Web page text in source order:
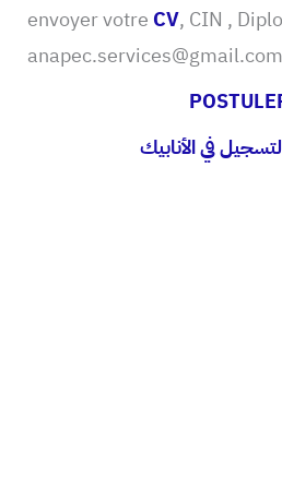
envoyer votre CV, CIN ,
anapec.services@gmail.com
في الأنابيك